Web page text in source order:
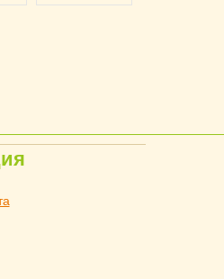
B=255 мм